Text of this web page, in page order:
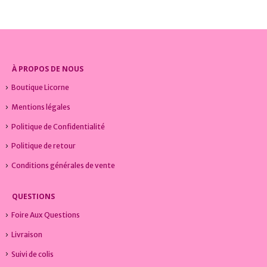
À PROPOS DE NOUS
Boutique Licorne
Mentions légales
Politique de Confidentialité
Politique de retour
Conditions générales de vente
QUESTIONS
Foire Aux Questions
Livraison
Suivi de colis